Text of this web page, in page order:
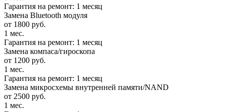
Гарантия на ремонт: 1 месяц
Замена Bluetooth модуля
от 1800 руб.
1 мес.
Гарантия на ремонт: 1 месяц
Замена компаса/гироскопа
от 1200 руб.
1 мес.
Гарантия на ремонт: 1 месяц
Замена микросхемы внутренней памяти/NAND
от 2500 руб.
1 мес.